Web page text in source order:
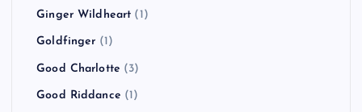
Ginger Wildheart (1)
Goldfinger (1)
Good Charlotte (3)
Good Riddance (1)